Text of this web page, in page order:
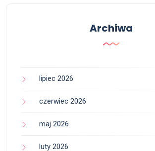
Archiwa
lipiec 2026
czerwiec 2026
maj 2026
luty 2026